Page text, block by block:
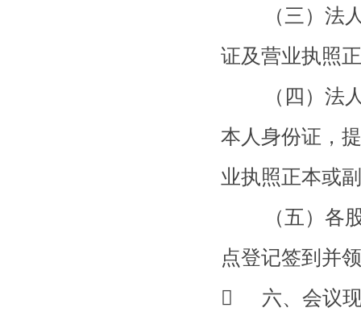
（三）法人
证及营业执照
（四）法人
本人身份证，
业执照正本或
（五）各股
点登记签到并
 六、会议现